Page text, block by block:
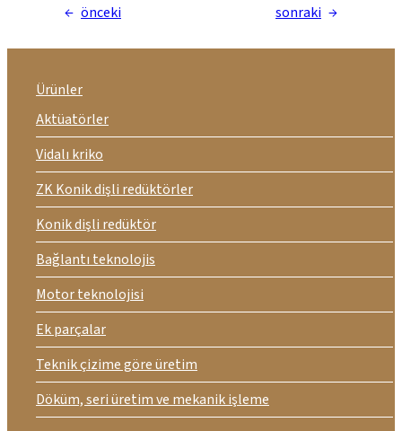
← önceki sonraki →
Ürünler
Aktüatörler
Vidalı kriko
ZK Konik dişli redüktörler
Konik dişli redüktör
Bağlantı teknolojis
Motor teknolojisi
Ek parçalar
Teknik çizime göre üretim
Döküm, seri üretim ve mekanik işleme